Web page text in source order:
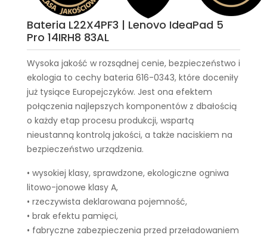
Bateria L22X4PF3 | Lenovo IdeaPad 5
Pro 14IRH8 83AL
Wysoka jakość w rozsądnej cenie, bezpieczeństwo i
ekologia to cechy bateria 616-0343, które doceniły
już tysiące Europejczyków. Jest ona efektem
połączenia najlepszych komponentów z dbałością
o każdy etap procesu produkcji, wspartą
nieustanną kontrolą jakości, a także naciskiem na
bezpieczeństwo urządzenia.
• wysokiej klasy, sprawdzone, ekologiczne ogniwa
litowo-jonowe klasy A,
• rzeczywista deklarowana pojemność,
• brak efektu pamięci,
• fabryczne zabezpieczenia przed przeładowaniem